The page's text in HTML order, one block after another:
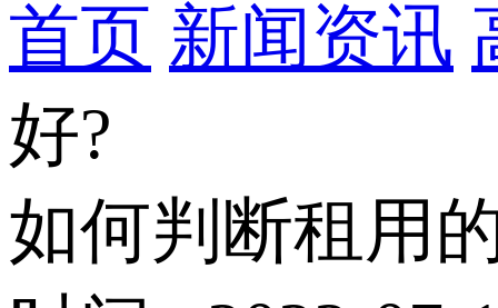
首页 新闻资讯
好?
如何判断租用